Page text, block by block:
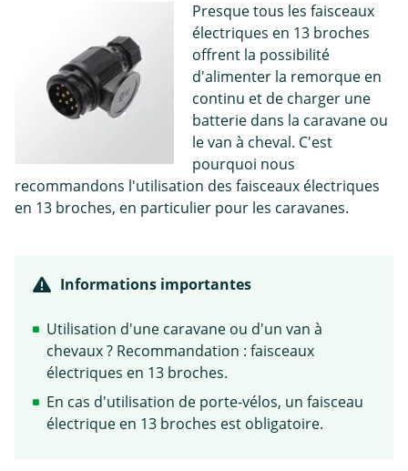
Presque tous les faisceaux
électriques en 13 broches
offrent la possibilité
d'alimenter la remorque en
continu et de charger une
batterie dans la caravane ou
le van à cheval. C'est
pourquoi nous
recommandons l'utilisation des faisceaux électriques
en 13 broches, en particulier pour les caravanes.
Informations importantes
Utilisation d'une caravane ou d'un van à
chevaux ? Recommandation : faisceaux
électriques en 13 broches.
En cas d'utilisation de porte-vélos, un faisceau
électrique en 13 broches est obligatoire.